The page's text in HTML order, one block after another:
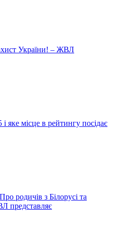
України! – ЖВЛ
яке місце в рейтингу посідає
родичів з Білорусі та
представляє